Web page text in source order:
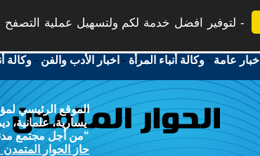
لتوفير افضل خدمة لكم ولتسهيل عملية التصفح
أخبار عامة -وكالة أنباء المرأة - اخبار الأدب والفن -وكالة
الموقع الرئيسي
يسارية، علمانية،
"من أجل مجتمع
حاز الحوار